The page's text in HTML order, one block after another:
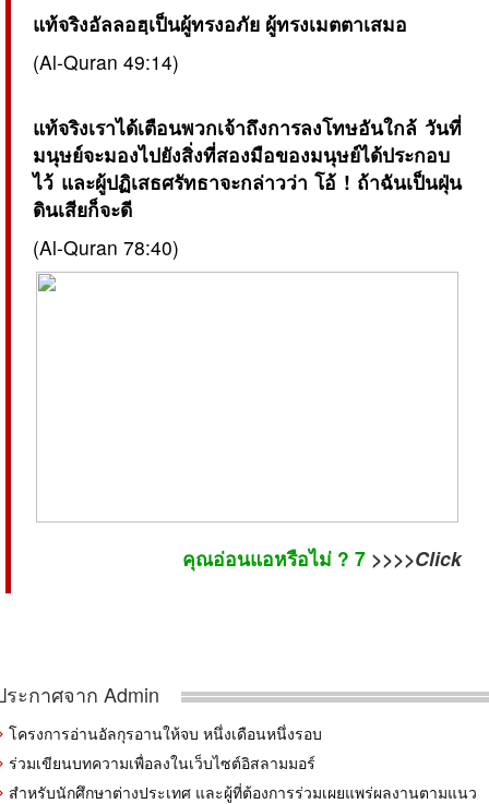
แท้จริงอัลลอฮฺเป็นผู้ทรงอภัย ผู้ทรงเมตตาเสมอ
(Al-Quran 49:14)
แท้จริงเราได้เตือนพวกเจ้าถึงการลงโทษอันใกล้ วันที่
มนุษย์จะมองไปยังสิ่งที่สองมือของมนุษย์ได้ประกอบ
ไว้ และผู้ปฏิเสธศรัทธาจะกล่าวว่า โอ้ ! ถ้าฉันเป็นฝุ่น
ดินเสียก็จะดี
(Al-Quran 78:40)
คุณอ่อนแอหรือไม่ ? 7 >>>>Click
ระกาศจาก Admin
โครงการอ่านอัลกุรอานให้จบ หนึ่งเดือนหนึ่งรอบ
ร่วมเขียนบทความเพื่อลงในเว็บไซต์อิสลามมอร์
สำหรับนักศึกษาต่างประเทศ และผู้ที่ต้องการร่วมเผยแพร่ผลงานตามแนว